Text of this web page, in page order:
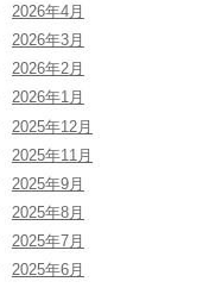
2026年4月
2026年3月
2026年2月
2026年1月
2025年12月
2025年11月
2025年9月
2025年8月
2025年7月
2025年6月